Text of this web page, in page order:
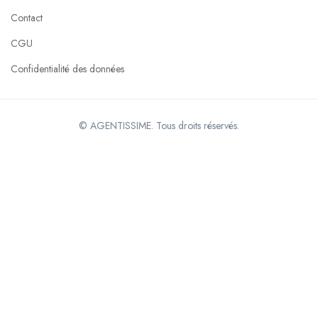
Contact
CGU
Confidentialité des données
© AGENTISSIME. Tous droits réservés.